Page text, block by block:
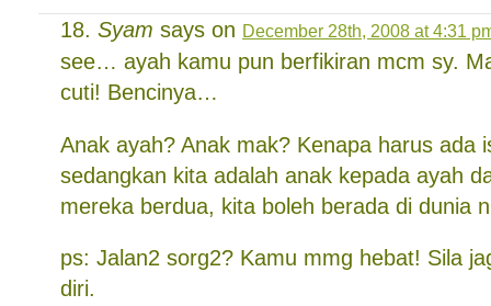
Syam says on December 28th, 2008 at 4:31
see… ayah kamu pun berfikiran mcm sy.
cuti! Bencinya…
Anak ayah? Anak mak? Kenapa harus ada
sedangkan kita adalah anak kepada ayah
mereka berdua, kita boleh berada di dunia
ps: Jalan2 sorg2? Kamu mmg hebat! Sila
diri.